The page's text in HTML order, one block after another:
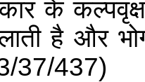
के
है और
37/437)